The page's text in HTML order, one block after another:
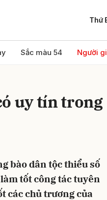
Thứ
Sắc màu 54 Người
uy tín trong
bào dân tộc thiểu số
tốt công tác tuyên
các chủ trương của